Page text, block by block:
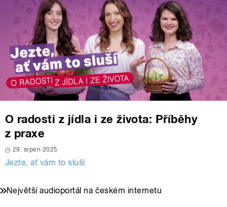
O radosti z jídla i ze života: Příběhy
z praxe
29. srpen 2025
Jezte, ať vám to sluší
Největší audioportál na českém internetu